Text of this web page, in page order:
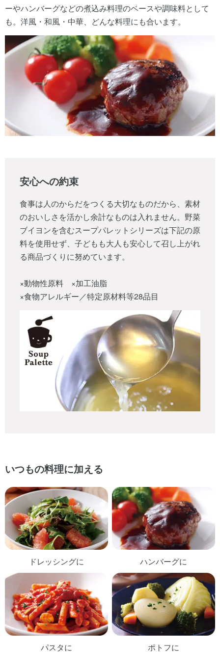
ーやハンバーグなどの煮込み料理のベースや調味料として
も。洋風・和風・中華、どんな料理にも合います。
安心への約束
食事は人のからだをつくる大切なものだから、素材
のおいしさを活かし余計なものは入れません。野菜
ブイヨンを含むスープパレットシリーズは下記の原
料を使用せず、子どもも大人も安心して召し上がれ
る商品づくりに努めています。
×動物性原料 ×加工油脂
×食物アレルギー／特定原材料等28品目
いつもの料理に加える
ドレッシングに ハンバーグに
パスタに ポトフに